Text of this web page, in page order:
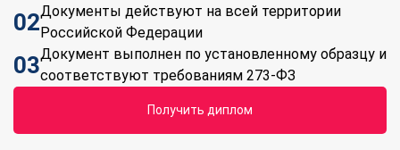
02Документы действуют на всей территории
Российской Федерации
03Документ выполнен по установленному образцу и
соответствуют требованиям 273-ФЗ
Получить диплом